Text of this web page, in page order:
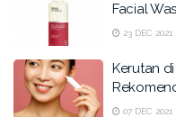
Facial
23 DEC 2021
Kerutan di
07 DEC 2021